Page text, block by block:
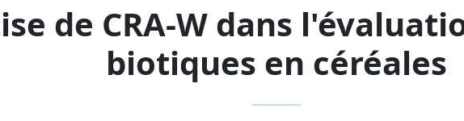
de CRA-W dans
biotiques en céréales